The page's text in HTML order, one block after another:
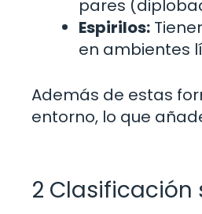
pares
Espirilos:
en ambientes
Además de estas
entorno, lo que
2